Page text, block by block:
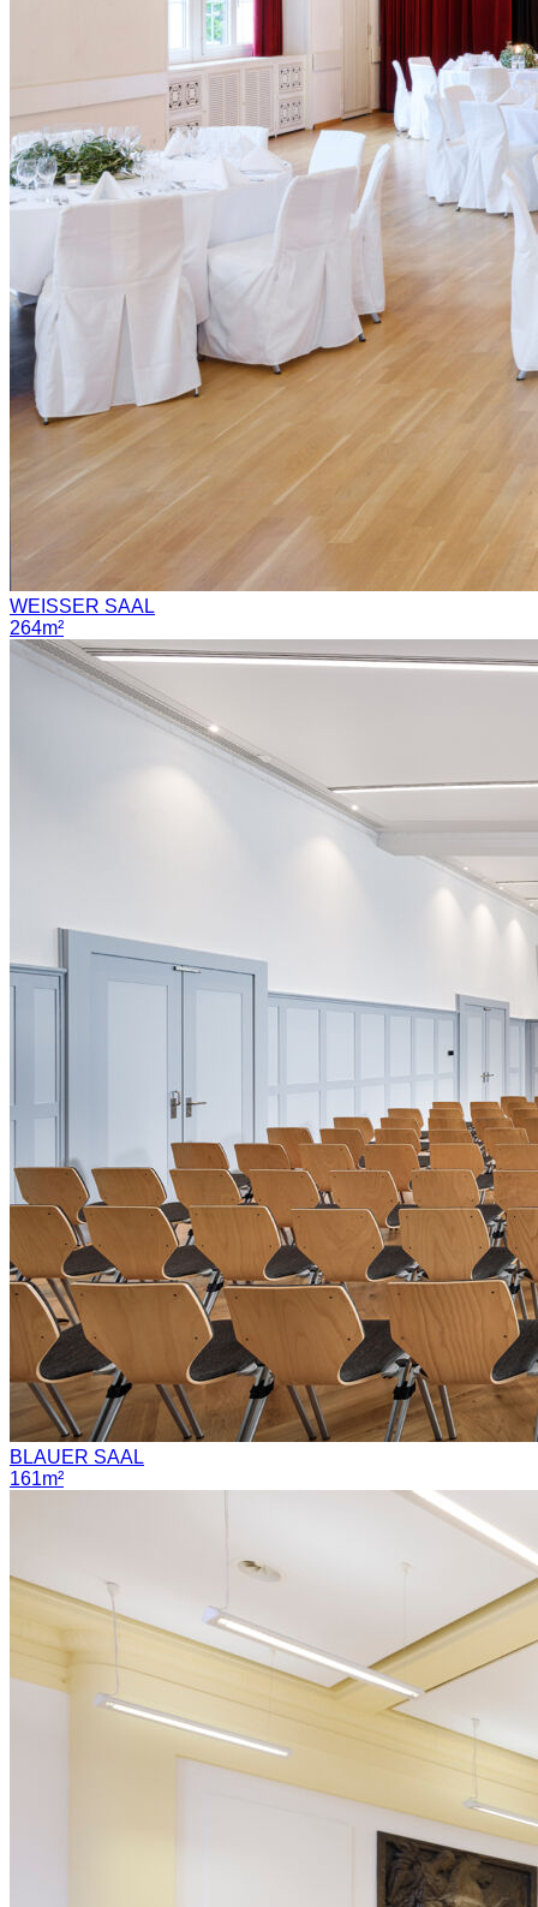
WEISSER SAAL
264m²
BLAUER SAAL
161m²